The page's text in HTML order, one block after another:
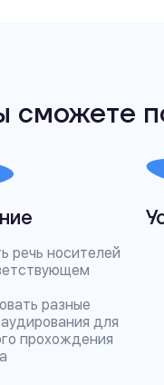
сможете
речь носителей
разные
для
прохождения